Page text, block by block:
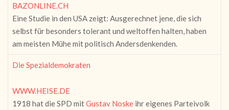
BAZONLINE.CH
Eine Studie in den USA zeigt: Ausgerechnet jene, die sich
selbst für besonders tolerant und weltoffen halten, haben
am meisten Mühe mit politisch Andersdenkenden.
Die Spezialdemokraten
WWW.HEISE.DE
1918 hat die SPD mitGustav Noske ihr eigenes Parteivolk